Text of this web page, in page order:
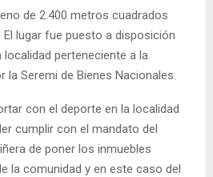
de 2.400 metros cuadrados
lugar fue puesto a disposición
perteneciente a la
la Seremi de Bienes Nacionales.
con el deporte en la localidad
cumplir con el mandato del
de poner los inmuebles
la comunidad y en este caso del